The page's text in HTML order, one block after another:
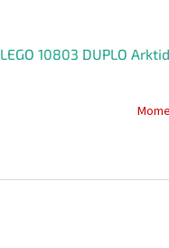
LEGO 10803 DUPLO